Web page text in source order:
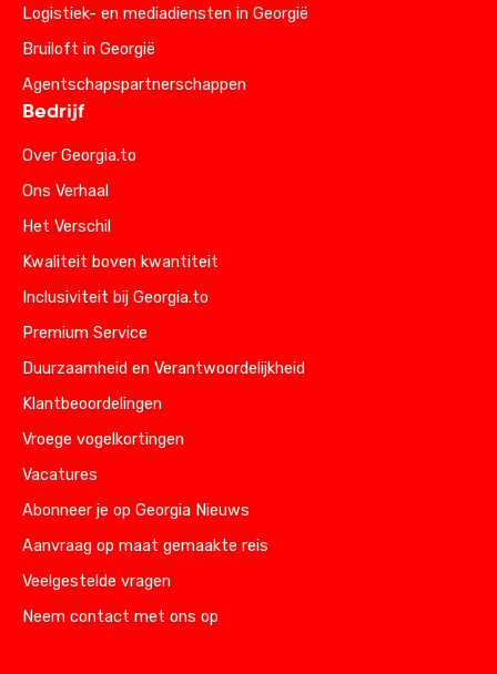
Logistiek- en mediadiensten in Georgië
Bruiloft in Georgië
Agentschapspartnerschappen
Bedrijf
Over Georgia.to
Ons Verhaal
Het Verschil
Kwaliteit boven kwantiteit
Inclusiviteit bij Georgia.to
Premium Service
Duurzaamheid en Verantwoordelijkheid
Klantbeoordelingen
Vroege vogelkortingen
Vacatures
Abonneer je op Georgia Nieuws
Aanvraag op maat gemaakte reis
Veelgestelde vragen
Neem contact met ons op